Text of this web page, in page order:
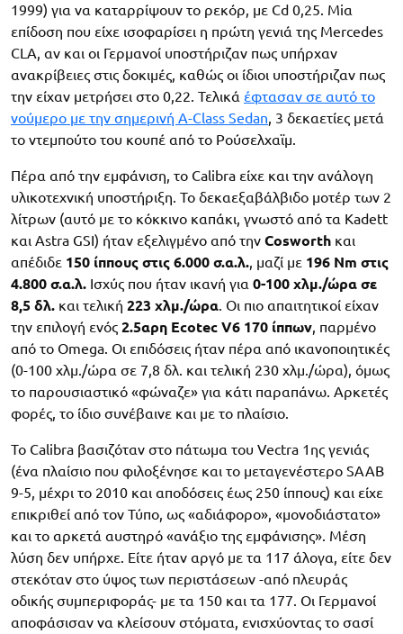
1999) για να καταρρίψουν το ρεκόρ, με Cd 0,25. Μiα
επίδοση που είχε ισοφαρίσει η πρώτη γενιά της Mercedes
CLA, αν και οι Γερμανοί υποστήριζαν πως υπήρχαν
ανακρίβειες στις δοκιμές, καθώς οι ίδιοι υποστήριζαν πως
την είχαν μετρήσει στο 0,22. Τελικά έφτασαν σε αυτό το
νούμερο με την σημερινή A-Class Sedan, 3 δεκαετίες μετά
το ντεμπούτο του κουπέ από το Ρούσελχαϊμ.
Πέρα από την εμφάνιση, το Calibra είχε και την ανάλογη
υλικοτεχνική υποστήριξη. Το δεκαεξαβάλβιδο μοτέρ των 2
λίτρων (αυτό με το κόκκινο καπάκι, γνωστό από τα Kadett
και Astra GSI) ήταν εξελιγμένο από την Cosworth και
απέδιδε 150 ίππους στις 6.000 σ.α.λ., μαζί με 196 Nm στις
4.800 σ.α.λ. Ισχύς που ήταν ικανή για 0-100 χλμ./ώρα σε
8,5 δλ. και τελική 223 χλμ./ώρα. Οι πιο απαιτητικοί είχαν
την επιλογή ενός 2.5αρη Ecotec V6 170 ίππων, παρμένο
από το Omega. Οι επιδόσεις ήταν πέρα από ικανοποιητικές
(0-100 χλμ./ώρα σε 7,8 δλ. και τελική 230 χλμ./ώρα), όμως
το παρουσιαστικό «φώναζε» για κάτι παραπάνω. Αρκετές
φορές, το ίδιο συνέβαινε και με το πλαίσιο.
Το Calibra βασιζόταν στο πάτωμα του Vectra 1ης γενιάς
(ένα πλαίσιο που φιλοξένησε και το μεταγενέστερο SAAB
9-5, μέχρι το 2010 και αποδόσεις έως 250 ίππους) και είχε
επικριθεί από τον Τύπο, ως «αδιάφορο», «μονοδιάστατο»
και το αρκετά αυστηρό «ανάξιο της εμφάνισης». Μέση
λύση δεν υπήρχε. Είτε ήταν αργό με τα 117 άλογα, είτε δεν
στεκόταν στο ύψος των περιστάσεων -από πλευράς
οδικής συμπεριφοράς- με τα 150 και τα 177. Οι Γερμανοί
αποφάσισαν να κλείσουν στόματα, ενισχύοντας το σασί